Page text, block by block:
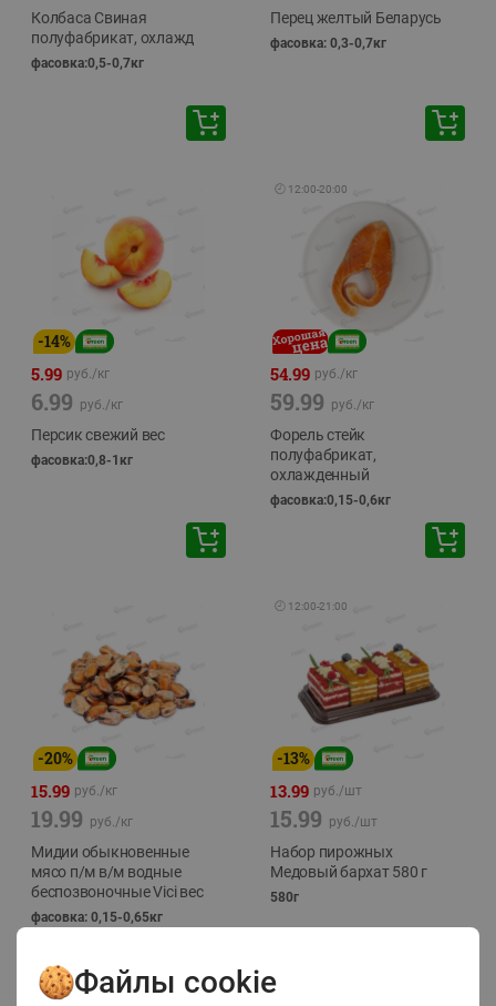
Колбаса Свиная
полуфабрикат, охлажд
фасовка:0,5-0,7кг
Перец желтый Беларусь
фасовка: 0,3-0,7кг
-14%
5.99 руб./кг
6.99 руб./кг
Персик свежий вес
фасовка:0,8-1кг
🕘 12:00-20:00
54.99 руб./кг
59.99 руб./кг
Форель стейк
полуфабрикат,
охлажденный
фасовка:0,15-0,6кг
-20%
15.99 руб./кг
19.99 руб./кг
Мидии обыкновенные
мясо п/м в/м водные
беспозвоночные Vici вес
фасовка: 0,15-0,65кг
🕘 12:00-21:00
-13%
13.99 руб./шт
15.99 руб./шт
Набор пирожных
Медовый бархат 580 г
580г
Файлы cookie